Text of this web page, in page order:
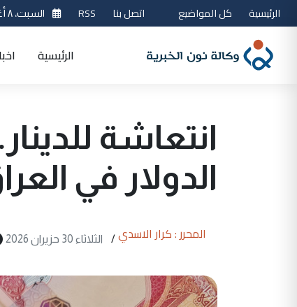
الرئيسية كل المواضيع اتصل بنا RSS السبت، ٨ أغسطس 2026
الرئيسية
انتعاشة
الدولار في
المحرر : كرار الاسدي / الثلاثاء 30 حزيران 2026